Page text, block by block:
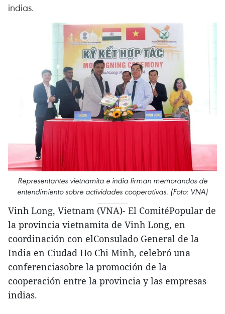
indias.
Representantes vietnamita e india firman memorandos de
entendimiento sobre actividades cooperativas. (Foto: VNA)
Vinh Long, Vietnam (VNA)- El ComitéPopular de
la provincia vietnamita de Vinh Long, en
coordinación con elConsulado General de la
India en Ciudad Ho Chi Minh, celebró una
conferenciasobre la promoción de la
cooperación entre la provincia y las empresas
indias.